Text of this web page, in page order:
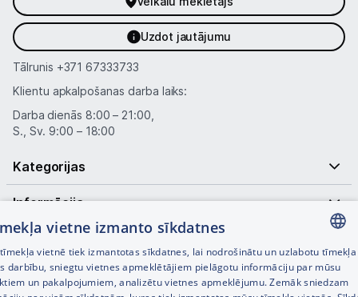
Uzdot jautājumu
Tālrunis +371 67333733
Klientu apkalpošanas darba laiks:
Darba dienās 8:00 – 21:00,
S., Sv. 9:00 – 18:00
Kategorijas
Informācija
Noderīgas saites
LATVIAN
RUSSIAN
vietne izmanto sīkdatnes
vietnē tiek izmantotas sīkdatnes, lai nodrošinātu un uzlabotu tīmekļa
darbību, sniegtu vietnes apmeklētājiem pielāgotu informāciju par mūsu
un pakalpojumiem, analizētu vietnes apmeklējumu. Zemāk sniedzam